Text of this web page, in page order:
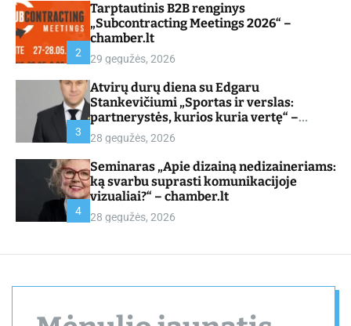
2
Tarptautinis B2B renginys
„Subcontracting Meetings 2026“ –
chamber.lt
29 gegužės, 2026
3
Atvirų durų diena su Edgaru
Stankevičiumi „Sportas ir verslas:
partnerystės, kurios kuria vertę“ –
chamber.lt
28 gegužės, 2026
4
Seminaras „Apie dizainą nedizaineriams:
ką svarbu suprasti komunikacijoje
vizualiai?“ – chamber.lt
28 gegužės, 2026